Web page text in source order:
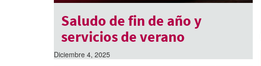
Saludo de fin de año y
servicios de verano
Diciembre 4, 2025